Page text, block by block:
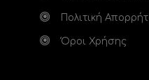
Πολιτική
Όροι Χρήσης